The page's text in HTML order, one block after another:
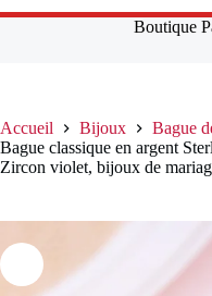
Boutique
Accueil Bijoux
Bague
Bague classique en argent
Zircon violet, bijoux de